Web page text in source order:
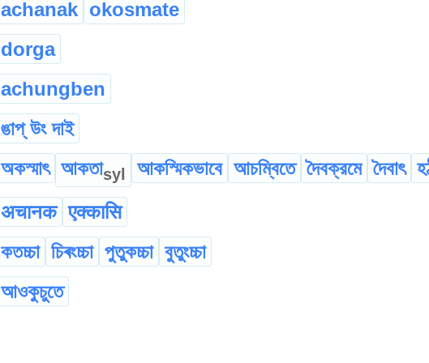
achanak okosmate
dorga
achungben
ঙাপ্ উং দাই
অকস্মাৎ আকতাsyl আকস্মিকভাবে আচম্বিতে দৈবক্রমে দৈবাৎ
अचानक एक्कासि
কতচ্চা চিৰংচ্চা পুতুকচ্চা বুতুংচ্চা
আওকুচুতে